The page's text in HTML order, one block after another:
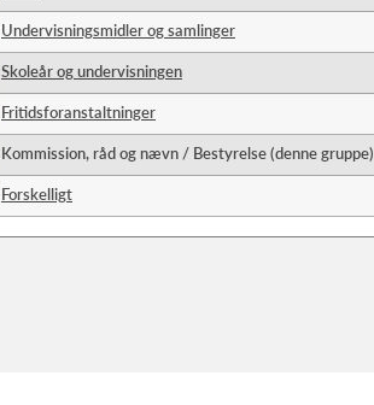
Undervisningsmidler og samlinger
Skoleår og undervisningen
Fritidsforanstaltninger
Kommission, råd og nævn / Bestyrelse (denne gruppe)
Forskelligt